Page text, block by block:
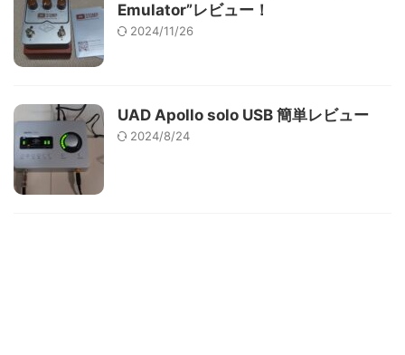
Emulator”レビュー！
2024/11/26
UAD Apollo solo USB 簡単レビュー
2024/8/24